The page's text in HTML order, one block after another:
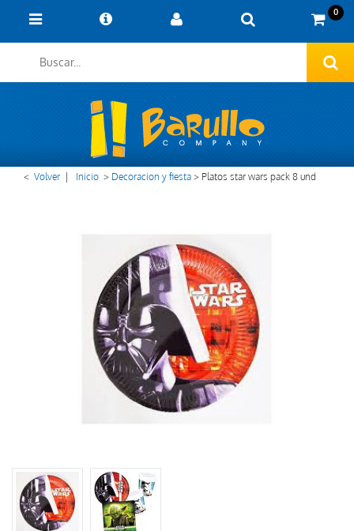
0
< Volver Inicio > Decoracion y fiesta> Platos star wars pack 8 und